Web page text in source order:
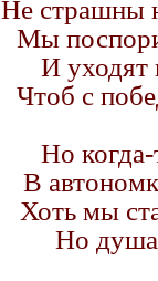
Не страшны
Мы
И уходят
Чтоб с
Но
В
Хоть мы
Но душа